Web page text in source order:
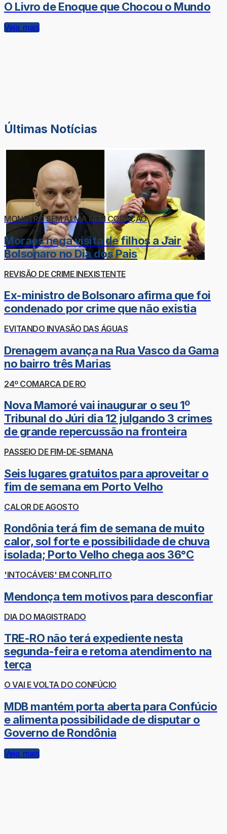
O Livro de Enoque que Chocou o Mundo
Veja mais
Últimas Notícias
MONSTRO SEM ALMA NEM CORAÇÃO
Moraes nega visita de filhos a Jair
Bolsonaro no Dia dos Pais
REVISÃO DE CRIME INEXISTENTE
Ex-ministro de Bolsonaro afirma que foi
condenado por crime que não existia
EVITANDO INVASÃO DAS ÁGUAS
Drenagem avança na Rua Vasco da Gama
no bairro três Marias
24º COMARCA DE RO
Nova Mamoré vai inaugurar o seu 1º
Tribunal do Júri dia 12 julgando 3 crimes
de grande repercussão na fronteira
PASSEIO DE FIM-DE-SEMANA
Seis lugares gratuitos para aproveitar o
fim de semana em Porto Velho
CALOR DE AGOSTO
Rondônia terá fim de semana de muito
calor, sol forte e possibilidade de chuva
isolada; Porto Velho chega aos 36°C
'INTOCÁVEIS' EM CONFLITO
Mendonça tem motivos para desconfiar
DIA DO MAGISTRADO
TRE-RO não terá expediente nesta
segunda-feira e retoma atendimento na
terça
O VAI E VOLTA DO CONFÚCIO
MDB mantém porta aberta para Confúcio
e alimenta possibilidade de disputar o
Governo de Rondônia
Veja mais